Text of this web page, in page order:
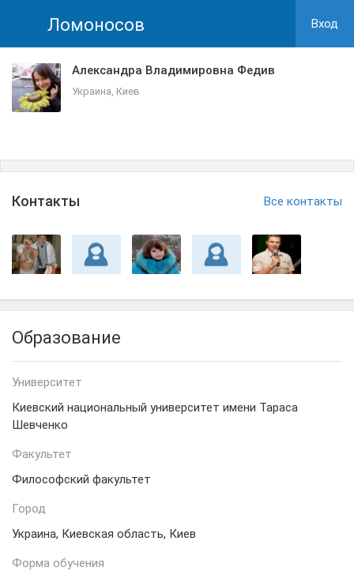
Ломоносов Вход
Александра Владимировна Федив
Украина, Киев
Контакты Все контакты
Образование
Университет
Киевский национальный университет имени Тараса
Шевченко
Факультет
Философский факультет
Город
Украина, Киевская область, Киев
Форма обучения